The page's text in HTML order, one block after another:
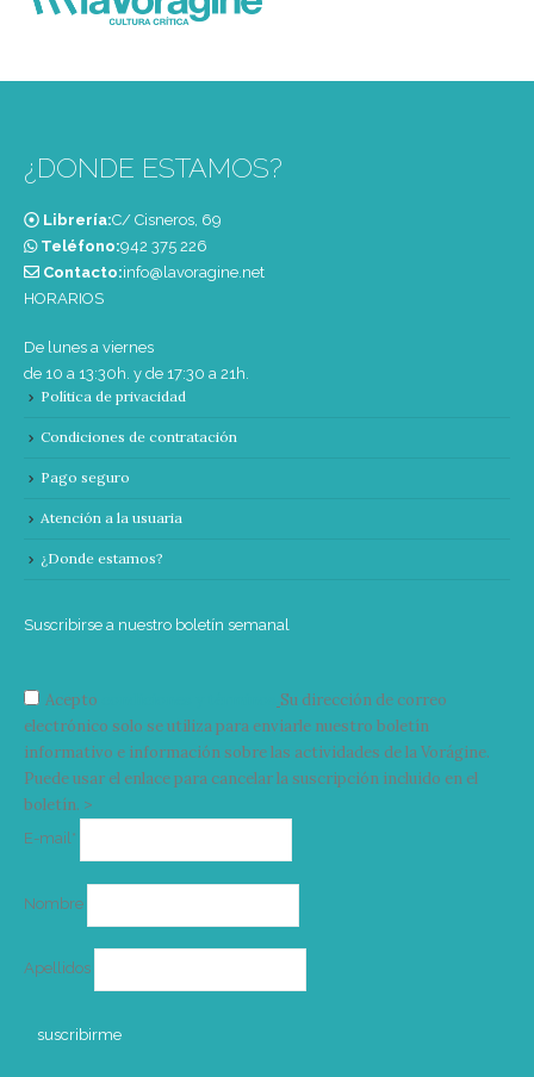
¿DONDE ESTAMOS?
Librería:C/ Cisneros, 69
Teléfono:‭942 375 226‬
Contacto:info@lavoragine.net
HORARIOS
De lunes a viernes
de 10 a 13:30h. y de 17:30 a 21h.
Política de privacidad
Condiciones de contratación
Pago seguro
Atención a la usuaria
¿Donde estamos?
Suscribirse a nuestro boletín semanal
Acepto
Su dirección de correo
electrónico solo se utiliza para enviarle nuestro boletín
informativo e información sobre las actividades de la Vorágine.
Puede usar el enlace para cancelar la suscripción incluido en el
boletín. >
E-mail*
Nombre
Apellidos